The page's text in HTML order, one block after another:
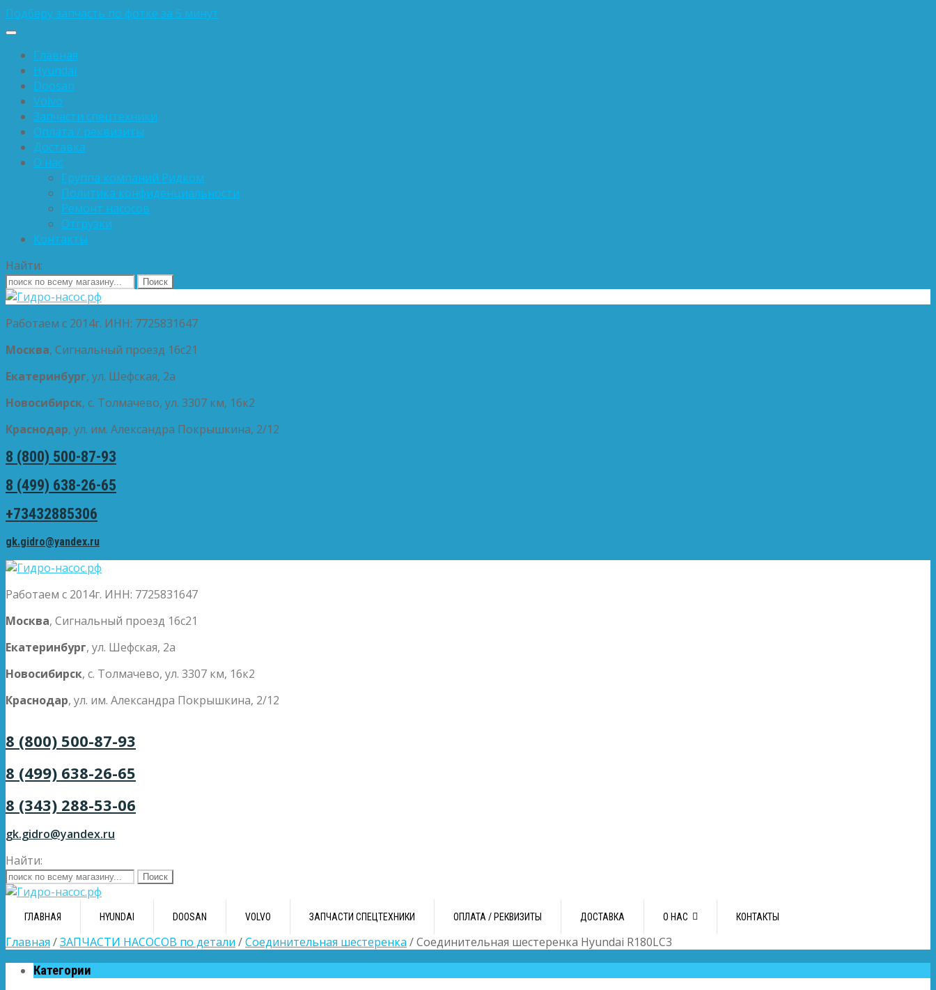
Подберу запчасть по фотке за 5 минут
Главная
Hyundai
Doosan
Volvo
Запчасти спецтехники
Оплата / реквизиты
Доставка
О нас
Группа компаний Ридком
Политика конфиденциальности
Ремонт насосов
Отгрузки
Контакты
Найти:
Работаем с 2014г. ИНН: 7725831647
Москва, Сигнальный проезд 16с21
Екатеринбург, ул. Шефская, 2а
Новосибирск, с. Толмачево, ул. 3307 км, 16к2
Краснодар, ул. им. Александра Покрышкина, 2/12
8 (800) 500-87-93
8 (499) 638-26-65
+73432885306
gk.gidro@yandex.ru
Работаем с 2014г. ИНН: 7725831647
Москва, Сигнальный проезд 16с21
Екатеринбург, ул. Шефская, 2а
Новосибирск, с. Толмачево, ул. 3307 км, 16к2
Краснодар, ул. им. Александра Покрышкина, 2/12
8 (800) 500-87-93
8 (499) 638-26-65
8 (343) 288-53-06
gk.gidro@yandex.ru
Найти:
ГЛАВНАЯ HYUNDAI DOOSAN VOLVO ЗАПЧАСТИ СПЕЦТЕХНИКИ ОПЛАТА / РЕКВИЗИТЫ ДОСТАВКА О НАС КОНТАКТЫ
Главная /ЗАПЧАСТИ НАСОСОВ по детали /Соединительная шестеренка / Соединительная шестеренка Hyundai R180LC3
Категории